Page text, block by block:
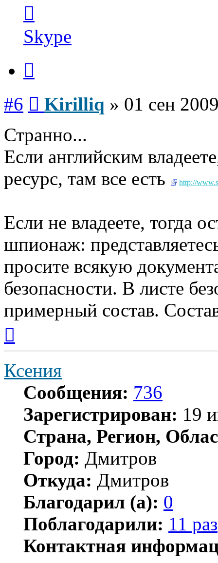
пользователя
Kirilliq
Skype
#6 Kirilliq » 01 сен
Странно...
Если английским
ресурс, там все есть
http://
Если не владеете, тогда
шпионаж:
просите всякую
безопасности. В листе
примерный состав.
началу
Ксения
Сообщения: 736
Зарегистрирован: 19
Страна, Регион,
Город: Дмитров
Откуда: Дмитров
Благодарил (а): 0
Поблагодарили: 11 раз
Контактная